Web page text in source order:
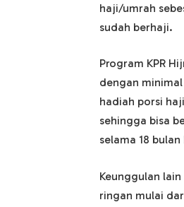
haji/umrah
sudah berhaji.
Program KPR
dengan
hadiah porsi
sehingga bisa
selama 18
Keunggulan
ringan mulai